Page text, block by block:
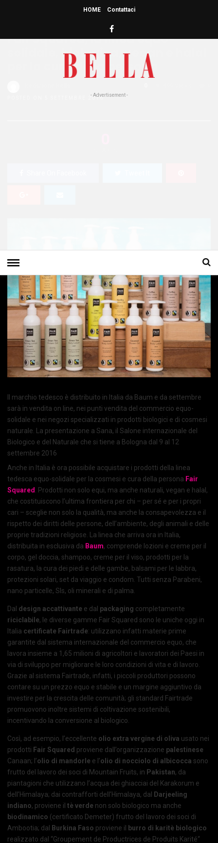
HOME Contattaci
- Advertisement -
Fair Squared, la linea equo-
solidale, biologica, vegan e halal
per la cura della persona
POSTED ON 5 SETTEMBRE 2016
Il marchio tedesco è distribuito in Italia da Baum e da settembre
sarà in vendita on line, nei punti vendita del commercio equo-
solidale e nei negozi specializzati in prodotti biologici e di cosmesi
naturale. La presentazione a Sana, il Salone internazionale del
Biologico e del Naturale che si tiene a Bologna dal 9 al 12
settembre 2016
Anche in Italia è ora possibile acquistare i prodotti della linea
tedesca equo-solidale per la cosmesi e cura della persona Fair
Squared. Prodotti non solo equi, ma anche naturali, vegan e halal,
che costituiscono l’ultima frontiera per chi – per sé e per i propri
cari – sceglie non solo la qualità, ma anche la consapevolezza e il
rispetto dei diritti delle persone, dell’ambiente, degli animali e delle
proprie tradizioni religiose. La linea che arriva ora in Italia,
distribuita in esclusiva da Baum, comprende lozioni e creme per il
corpo, gel doccia, shampoo, creme per il viso, prodotti per la
rasatura, la cura dei piedi e delle gambe, balsami per le labbra,
protezioni solari, set da viaggio e condom. Tutti senza Parabeni,
nano particelle, Sls, oli minerali e di palma.
Dal design accattivante e dal packaging completamente
riciclabile, le diverse gamme Fair Squared sono le uniche oggi in
Italia certificate Fairtrade: utilizzano infatti materie prime
garantite dal sistema internazionale del commercio equo, che
lavora insieme a 1,65 milioni di agricoltori e lavoratori dei Paesi in
via di sviluppo per migliorare le loro condizioni di vita e di lavoro.
Grazie al sistema Fairtrade, infatti, i piccoli produttori possono
contare su un prezzo equo e stabile e un margine aggiuntivo da
investire per la crescita delle comunità; gli standard Fairtrade
promuovono inoltre sistemi di coltivazione sostenibili,
incentivando la conversione al biologico.
Così, ad esempio, l’eccellente olio extra vergine di oliva usato nei
prodotti Fair Squared proviene dall’organizzazione palestinese
Canaan; l’olio di mandorle e l’olio di nocciolo di albicocca sono
frutto del lavoro dei soci di Mountain Fruits, in Pakistan, da
piantagioni che utilizzano l’acqua dei ghiacciai del Karakorum e
dell’Himalaya; dai contrafforti dell’Himalaya, dal
Darjeeling
indiano, proviene il tè verde non solo biologico ma anche
biodinamico (certificato Demeter) frutto del lavoro dei soci di
Ambootia; dal
Burkina Faso proviene il
burro di karitè biologico
realizzato dal “Groupement de Productrices de Produits Karité“